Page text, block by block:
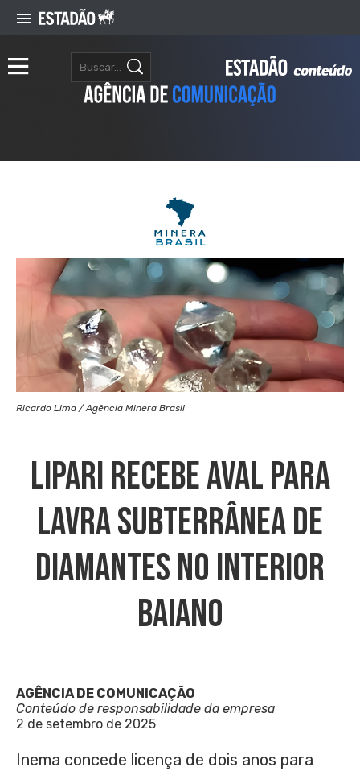
Ricardo Lima / Agência Minera Brasil
Lipari Recebe Aval Para
Lavra Subterrânea De
Diamantes No Interior
Baiano
AGÊNCIA DE COMUNICAÇÃO
Conteúdo de responsabilidade da empresa
2 de setembro de 2025
Inema concede licença de dois anos para